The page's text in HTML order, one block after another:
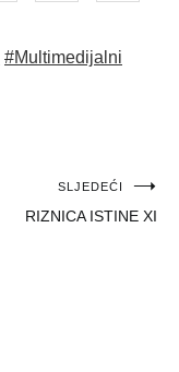
#Multimedijalni
SLJEDEĆI
RIZNICA ISTINE XI